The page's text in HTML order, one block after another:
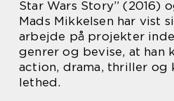
Star Wars Story” (2016)
Mads Mikkelsen har vist
arbejde på projekter
genrer og bevise, at han
action, drama, thriller og
lethed.